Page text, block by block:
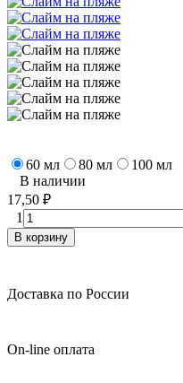
60 мл 80 мл
100 мл
В наличии
17,50 ₽
1
В корзину
Доставка по России
On-line оплата